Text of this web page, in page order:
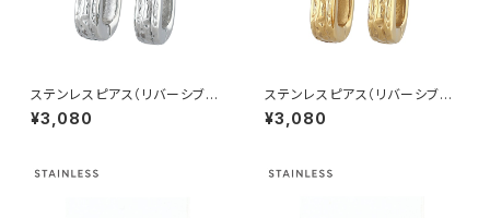
ステンレスピアス（リバーシブル
仕様） テクスチャー AAP2006
-SV（シルバー）
¥3,080
ステンレスピアス（リバーシブル
仕様） テクスチャー AAP2006
-GD（ゴールド）
¥3,080